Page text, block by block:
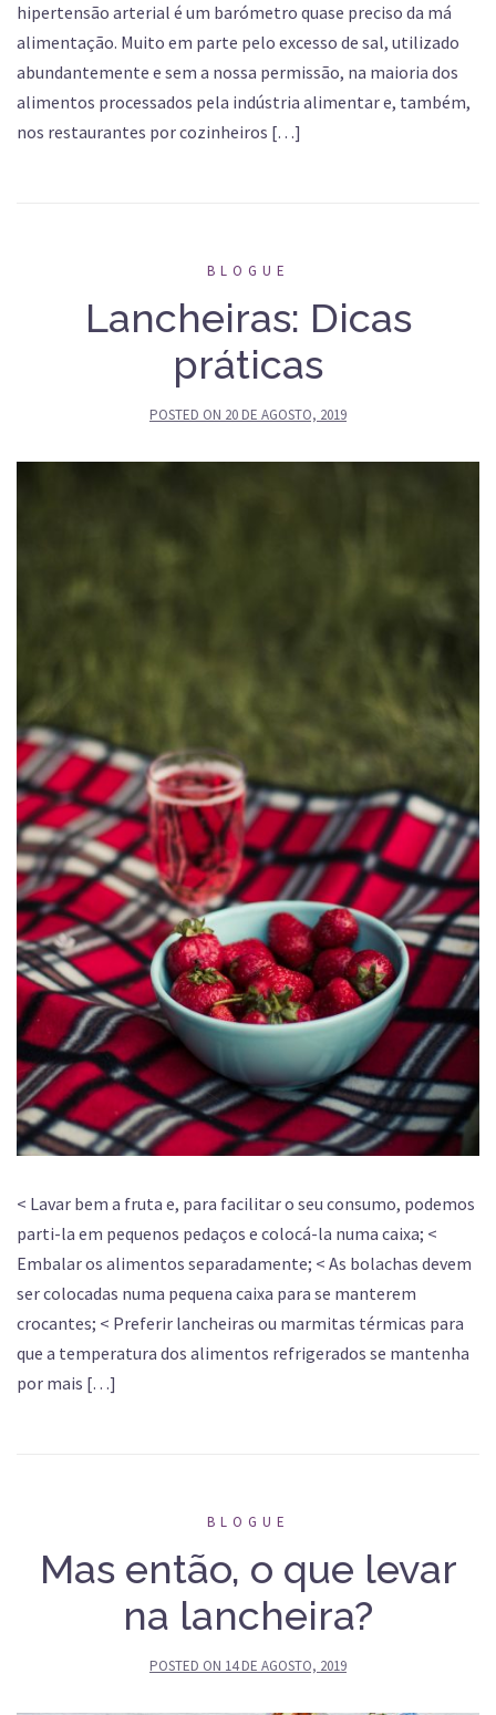
hipertensão arterial é um barómetro quase preciso da má
alimentação. Muito em parte pelo excesso de sal, utilizado
abundantemente e sem a nossa permissão, na maioria dos
alimentos processados pela indústria alimentar e, também,
nos restaurantes por cozinheiros […]
BLOGUE
Lancheiras: Dicas
práticas
POSTED ON 20 DE AGOSTO, 2019
< Lavar bem a fruta e, para facilitar o seu consumo, podemos
parti-la em pequenos pedaços e colocá-la numa caixa; <
Embalar os alimentos separadamente; < As bolachas devem
ser colocadas numa pequena caixa para se manterem
crocantes; < Preferir lancheiras ou marmitas térmicas para
que a temperatura dos alimentos refrigerados se mantenha
por mais […]
BLOGUE
Mas então, o que levar
na lancheira?
POSTED ON 14 DE AGOSTO, 2019